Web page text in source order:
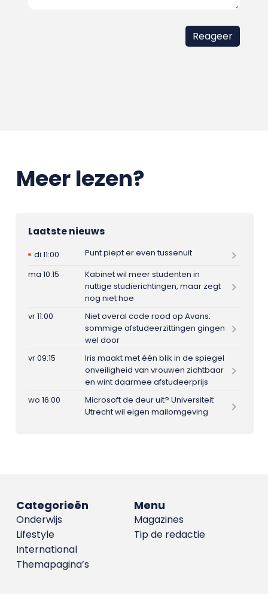
Meer lezen?
Laatste nieuws
di 11:00
Punt piept er even tussenuit
ma 10:15
Kabinet wil meer studenten in
nuttige studierichtingen, maar zegt
nog niet hoe
vr 11:00
Niet overal code rood op Avans:
sommige afstudeerzittingen gingen
wel door
vr 09:15
Iris maakt met één blik in de spiegel
onveiligheid van vrouwen zichtbaar
en wint daarmee afstudeerprijs
wo 16:00
Microsoft de deur uit? Universiteit
Utrecht wil eigen mailomgeving
Menu
Magazines
Tip de redactie
Categorieën
Onderwijs
Lifestyle
International
Themapagina’s